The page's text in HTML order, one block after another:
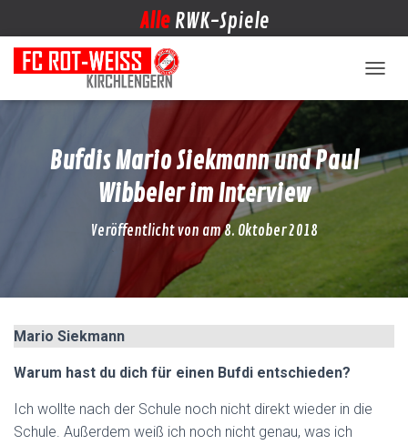
Alle RWK-Spiele
Bufdis Mario Siekmann und Paul
Wibbeler im Interview
Veröffentlicht von am8. Oktober 2018
Mario Siekmann
Warum hast du dich für einen Bufdi entschieden?
Ich wollte nach der Schule noch nicht direkt wieder in die
Schule. Außerdem weiß ich noch nicht genau, was ich